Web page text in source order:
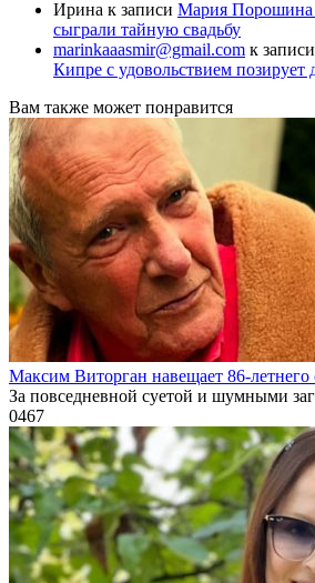
Ирина к записи Мария Порошина
сыграли тайную свадьбу
marinkaaasmir@gmail.com к записи
Кипре с удовольствием позирует
Вам также может понравится
Максим Виторган навещает 86-
За повседневной суетой и шумными
0467